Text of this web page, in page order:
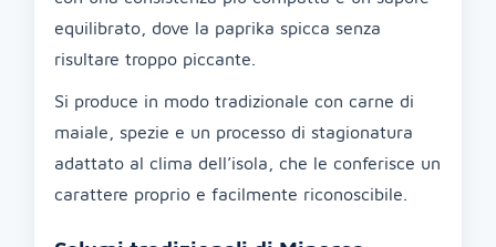
equilibrato, dove la paprika spicca senza
risultare troppo piccante.
Si produce in modo tradizionale con carne di
maiale, spezie e un processo di stagionatura
adattato al clima dell’isola, che le conferisce un
carattere proprio e facilmente riconoscibile.